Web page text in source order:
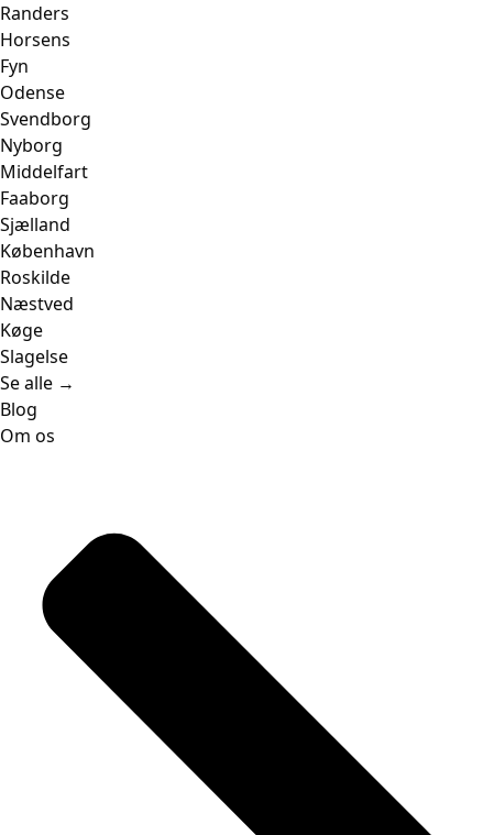
Randers
Horsens
Fyn
Odense
Svendborg
Nyborg
Middelfart
Faaborg
Sjælland
København
Roskilde
Næstved
Køge
Slagelse
Se alle →
Blog
Om os